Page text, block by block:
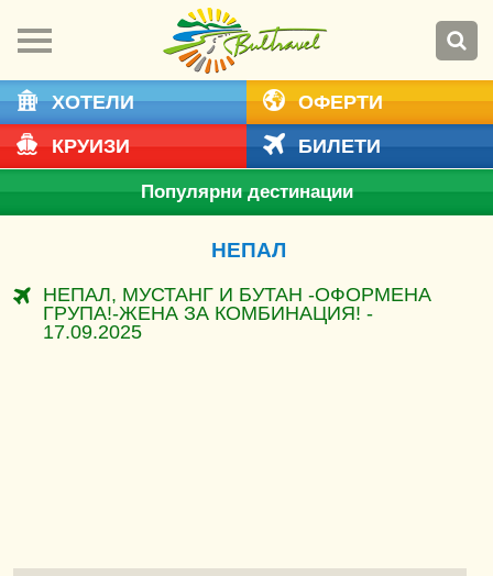
ХОТЕЛИ
ОФЕРТИ
КРУИЗИ
БИЛЕТИ
Популярни дестинации
НЕПАЛ
НЕПАЛ, МУСТАНГ И БУТАН -ОФОРМЕНА
ГРУПА!-ЖЕНА ЗА КОМБИНАЦИЯ! -
17.09.2025